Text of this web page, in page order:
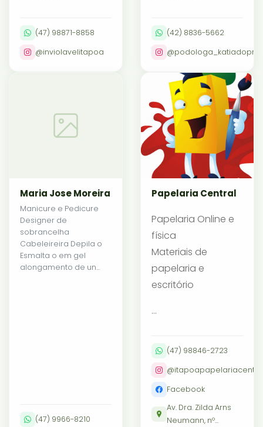
(47) 98871-8858
@inviolavelitapoa
(42) 8836-5662
Maria Jose Moreira
Manicure e Pedicure
Designer de
sobrancelha
Cabeleireira Depila o
Esmalta o em gel
alongamento de un...
(47) 9966-8210
Papelaria Central
Papelaria Online e
física
Materiais de
papelaria e
escritório
...
(47) 98846-2723
Facebook
Av. Dra. Zilda Arns
Neumann, nº...